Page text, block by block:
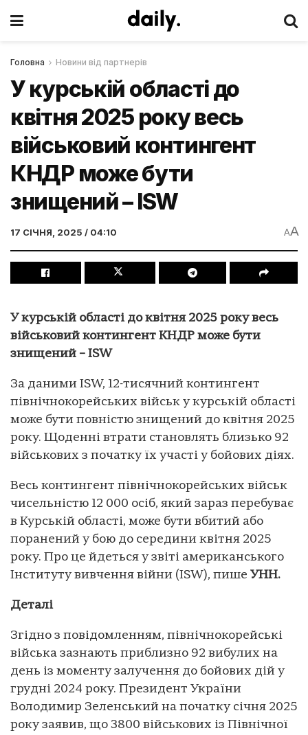
Головна Новини від партнерів
У курській області до
квітня 2025 року весь
військовий контингент
КНДР може бути
знищений – ISW
17 СІЧНЯ, 2025 / 04:10 AA
У курській області до квітня 2025 року весь
військовий контингент КНДР може бути
знищений – ISW
За даними ISW, 12-тисячний контингент
північнокорейських військ у курській області
може бути повністю знищений до квітня 2025
року. Щоденні втрати становлять близько 92
військових з початку їх участі у бойових діях.
Весь контингент північнокорейських військ
чисельністю 12 000 осіб, який зараз перебуває
в Курській області, може бути вбитий або
поранений у бою до середини квітня 2025
року. Про це йдеться у звіті американського
Інституту вивчення війни (ISW), пише УНН.
Деталі
Згідно з повідомленням, північнокорейські
війська зазнають приблизно 92 вибулих на
день із моменту залучення до бойових дій у
грудні 2024 року. Президент України
Володимир Зеленський на початку січня 2025
року заявив, що 3800 військових із Північної